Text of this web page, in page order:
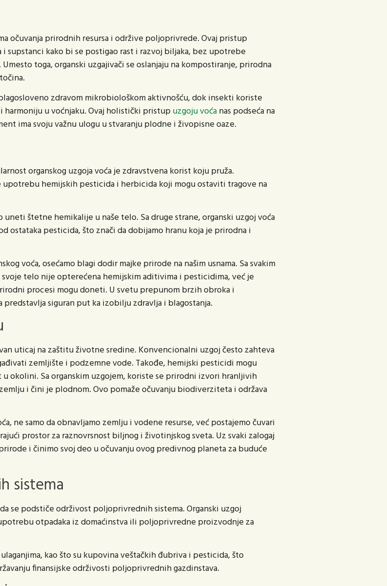
očuvanja prirodnih resursa i održive poljoprivrede. Ovaj pristup
supstanci kako bi se postigao rast i razvoj biljaka, bez upotrebe
toga, organski uzgajivači se oslanjaju na kompostiranje, prirodna
zdravom mikrobiološkom aktivnošću, dok insekti koriste
u voćnjaku. Ovaj holistički pristupuzgoju voćanas podseća na
ima svoju važnu ulogu u stvaranju plodne i živopisne oaze.
organskog uzgoja voća je zdravstvena korist koju pruža.
hemijskih pesticida i herbicida koji mogu ostaviti tragove na
štetne hemikalije u naše telo. Sa druge strane, organski uzgoj voća
ostataka pesticida, što znači da dobijamo hranu koja je prirodna i
voća, osećamo blagi dodir majke prirode na našim usnama. Sa svakim
svoje telo nije opterećena hemijskim aditivima i pesticidima, već je
procesi mogu doneti. U svetu prepunom brzih obroka i
siguran put ka izobilju zdravlja i blagostanja.
uticaj na zaštitu životne sredine. Konvencionalni uzgoj često zahteva
zemljište i podzemne vode. Takođe, hemijski pesticidi mogu
okolini. Sa organskim uzgojem, koriste se prirodni izvori hranljivih
i čini je plodnom. Ovo pomaže očuvanju biodiverziteta i održava
ne samo da obnavljamo zemlju i vodene resurse, već postajemo čuvari
prostor za raznovrsnost biljnog i životinjskog sveta. Uz svaki zalogaj
i činimo svoj deo u očuvanju ovog predivnog planeta za buduće
sistema
se podstiče održivost poljoprivrednih sistema. Organski uzgoj
otpadaka iz domaćinstva ili poljoprivredne proizvodnje za
kao što su kupovina veštačkih đubriva i pesticida, što
finansijske održivosti poljoprivrednih gazdinstava.